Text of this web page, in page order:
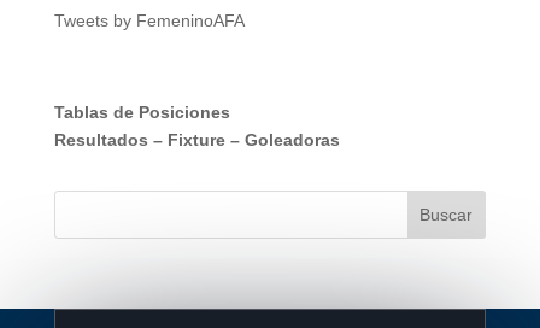
Tweets by FemeninoAFA
Tablas de Posiciones
Resultados – Fixture– Goleadoras